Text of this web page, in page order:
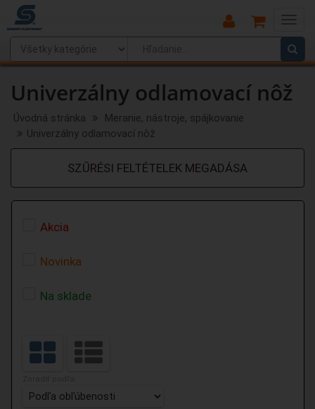
Main
Menu
Univerzálny odlamovací nôž
Úvodná stránka
Meranie, nástroje, spájkovanie
Univerzálny odlamovací nôž
SZŰRÉSI FELTÉTELEK MEGADÁSA
Akcia
Novinka
Na sklade